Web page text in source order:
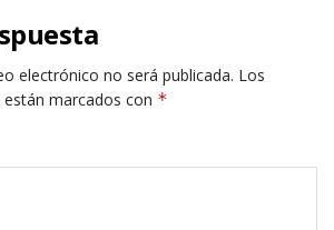
electrónico no será publicada. Los
marcados con *